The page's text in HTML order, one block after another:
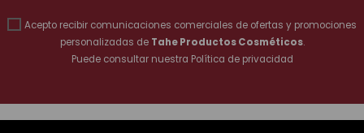
Acepto recibir comunicaciones comerciales de ofertas y promociones
personalizadas de Tahe Productos Cosméticos.
Puede consultar nuestra Política de privacidad